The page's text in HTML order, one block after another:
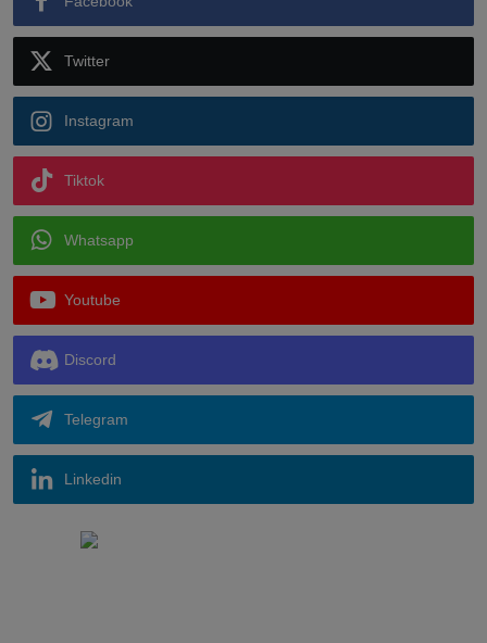
Twitter
Instagram
Tiktok
Whatsapp
Youtube
Discord
Telegram
Linkedin